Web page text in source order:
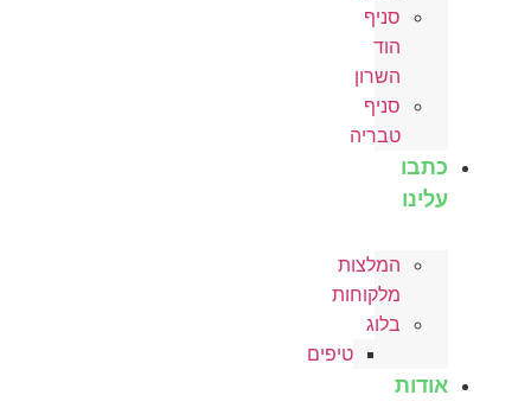
סניף
הוד
השרון
סניף
טבריה
כתבו
עלינו
המלצות
מלקוחות
בלוג
טיפים
אודות